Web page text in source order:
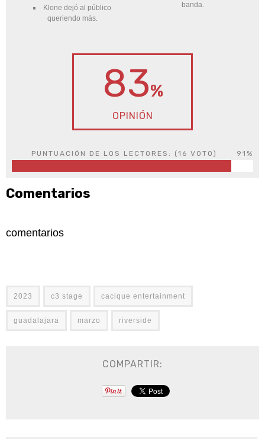
Klone dejó al público
queriendo más.
banda.
83%
OPINIÓN
PUNTUACIÓN DE LOS LECTORES: (16 VOTO) 91%
Comentarios
comentarios
2023 c3 stage cacique entertainment
guadalajara marzo riverside
COMPARTIR: